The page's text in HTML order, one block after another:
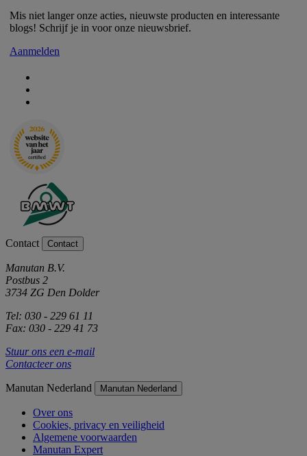
Mis niet langer onze acties, nieuwste producten en interessante
blogs! Schrijf je in voor onze nieuwsbrief.
Aanmelden
Contact Contact
Manutan B.V.
Postbus 2
3734 ZG Den Dolder
Tel: 030 - 229 61 11
Fax: 030 - 229 41 73
Stuur ons een e-mail
Contacteer ons
Manutan Nederland Manutan Nederland
Over ons
Cookies, privacy en veiligheid
Algemene voorwaarden
Manutan Expert